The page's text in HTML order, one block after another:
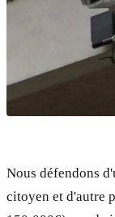
Nous défendons
citoyen et d'autre